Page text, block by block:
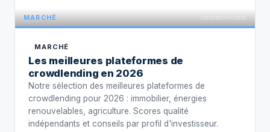
MARCHÉ CROWDPICKR
MARCHÉ
Les meilleures plateformes de
crowdlending en 2026
Notre sélection des meilleures plateformes de
crowdlending pour 2026 : immobilier, énergies
renouvelables, agriculture. Scores qualité
indépendants et conseils par profil d'investisseur.